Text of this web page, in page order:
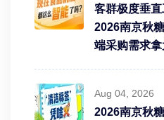
客群极度垂直
2026南京秋
端采购需求
Aug 04, 2026
2026南京秋